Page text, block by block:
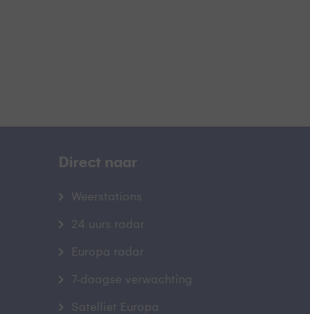
Direct naar
Weerstations
24 uurs radar
Europa radar
7-daagse verwachting
Satelliet Europa